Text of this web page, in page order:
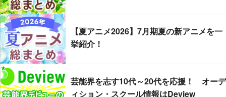
【夏アニメ2026】7月期夏の新アニメを一
挙紹介！
芸能界を志す10代～20代を応援！ オーデ
ィション・スクール情報はDeview